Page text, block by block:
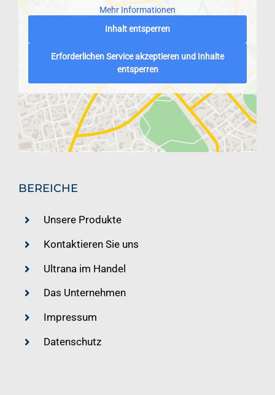
Mehr Informationen
Inhalt entsperren
Erforderlichen Service akzeptieren und Inhalte
entsperren
BEREICHE
Unsere Produkte
Kontaktieren Sie uns
Ultrana im Handel
Das Unternehmen
Impressum
Datenschutz